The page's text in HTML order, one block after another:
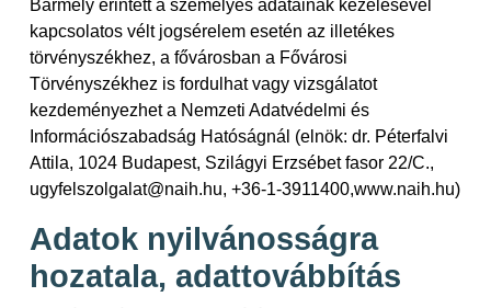
Bármely érintett a személyes adatainak kezelésével
kapcsolatos vélt jogsérelem esetén az illetékes
törvényszékhez, a fővárosban a Fővárosi
Törvényszékhez is fordulhat vagy vizsgálatot
kezdeményezhet a Nemzeti Adatvédelmi és
Információszabadság Hatóságnál (elnök: dr. Péterfalvi
Attila, 1024 Budapest, Szilágyi Erzsébet fasor 22/C.,
ugyfelszolgalat@naih.hu, +36-1-3911400,www.naih.hu)
Adatok nyilvánosságra
hozatala, adattovábbítás